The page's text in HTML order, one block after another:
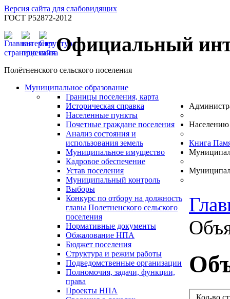
Версия сайта для слабовидящих
ГОСТ Р52872-2012
Официальный
Полётненского сельского поселения
Муниципальное образование
Границы поселения, карта
Историческая справка
Населенные пункты
Почетные граждане поселения
Анализ состояния и
использования земель
Муниципальное имущество
Кадровое обеспечение
Устав поселения
Муниципальный контроль
Выборы
Конкурс по отбору на должность
главы Полетненского сельского
поселения
Нормативные документы
Обжалование НПА
Бюджет поселения
Структура и режим работы
Подведомственные организации
Полномочия, задачи, функции,
права
Проекты НПА
Населению
Книга
Кол-во